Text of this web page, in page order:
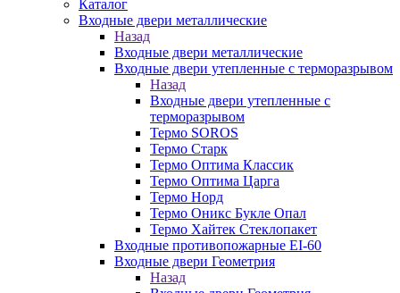
Каталог
Входные двери металлические
Назад
Входные двери металлические
Входные двери утепленные с терморазрывом
Назад
Входные двери утепленные с
терморазрывом
Термо SOROS
Термо Старк
Термо Оптима Классик
Термо Оптима Царга
Термо Норд
Термо Оникс Букле Опал
Термо Хайтек Стеклопакет
Входные противопожарные EI-60
Входные двери Геометрия
Назад